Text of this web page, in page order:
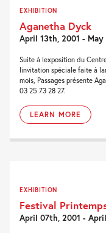
EXHIBITION
Aganetha Dyck
April 13th, 2001 - May
Suite à lexposition du
linvitation spéciale faite à
mois, Passages présente
03 25 73 28 27.
LEARN MORE
EXHIBITION
Festival
April 07th, 2001 -